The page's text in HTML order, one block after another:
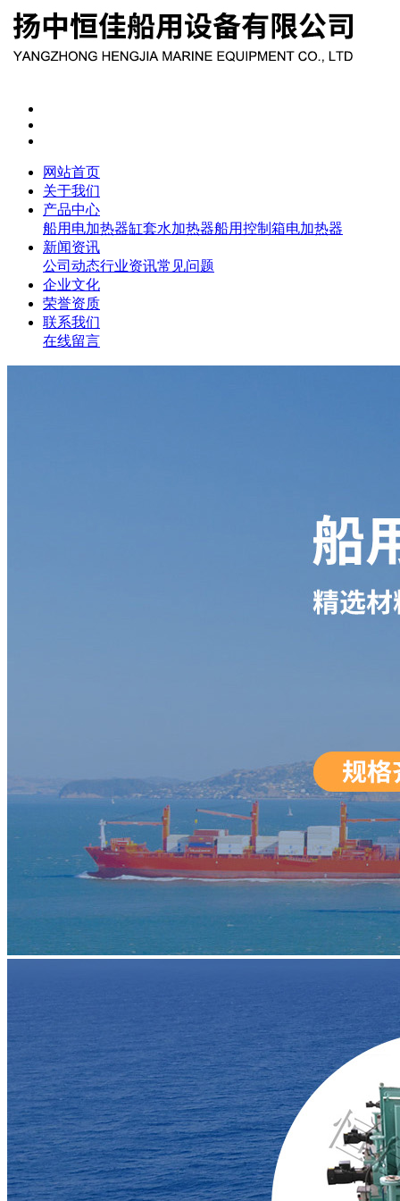
网站首页
关于我们
产品中心
船用电加热器缸套水加热器船用控制箱电加热器
新闻资讯
公司动态行业资讯常见问题
企业文化
荣誉资质
联系我们
在线留言